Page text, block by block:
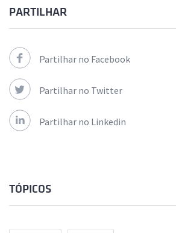
PARTILHAR
Partilhar no Facebook
Partilhar no Twitter
Partilhar no Linkedin
TÓPICOS